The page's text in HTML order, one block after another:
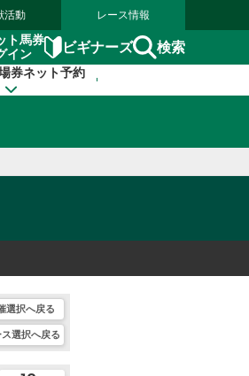
活動 レース情報
ト馬券
イン
ビギナーズ 検索
券ネット予約
選択へ戻る
ス選択へ戻る